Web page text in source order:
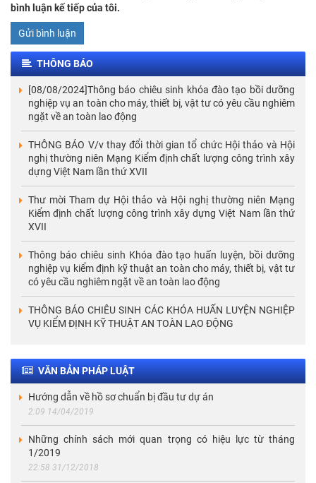
bình luận kế tiếp của tôi.
THÔNG BÁO
[08/08/2024]Thông báo chiêu sinh khóa đào tạo bồi dưỡng
nghiệp vụ an toàn cho máy, thiết bị, vật tư có yêu cầu nghiêm
ngặt về an toàn lao động
THÔNG BÁO V/v thay đổi thời gian tổ chức Hội thảo và Hội
nghị thường niên Mạng Kiểm định chất lượng công trình xây
dựng Việt Nam lần thứ XVII
Thư mời Tham dự Hội thảo và Hội nghị thường niên Mạng
Kiểm định chất lượng công trình xây dựng Việt Nam lần thứ
XVII
Thông báo chiêu sinh Khóa đào tạo huấn luyện, bồi dưỡng
nghiệp vụ kiểm định kỹ thuật an toàn cho máy, thiết bị, vật tư
có yêu cầu nghiêm ngặt về an toàn lao động
THÔNG BÁO CHIÊU SINH CÁC KHÓA HUẤN LUYỆN NGHIỆP
VỤ KIỂM ĐỊNH KỸ THUẬT AN TOÀN LAO ĐỘNG
VĂN BẢN PHÁP LUẬT
Hướng dẫn về hồ sơ chuẩn bị đầu tư dự án
2:09 14/04/2019
Những chính sách mới quan trọng có hiệu lực từ tháng
1/2019
22:58 31/12/2018